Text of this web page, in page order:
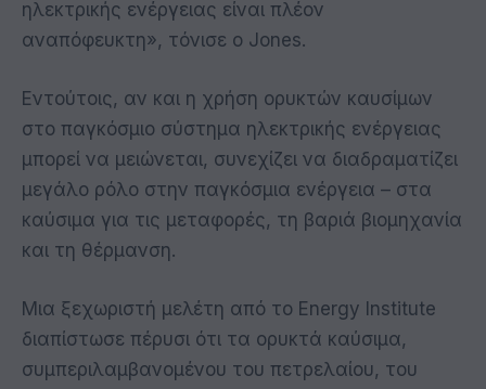
ηλεκτρικής ενέργειας είναι πλέον
αναπόφευκτη», τόνισε ο Jones.
Εντούτοις, αν και η χρήση ορυκτών καυσίμων
στο παγκόσμιο σύστημα ηλεκτρικής ενέργειας
μπορεί να μειώνεται, συνεχίζει να διαδραματίζει
μεγάλο ρόλο στην παγκόσμια ενέργεια – στα
καύσιμα για τις μεταφορές, τη βαριά βιομηχανία
και τη θέρμανση.
Μια ξεχωριστή μελέτη από το Energy Institute
διαπίστωσε πέρυσι ότι τα ορυκτά καύσιμα,
συμπεριλαμβανομένου του πετρελαίου, του